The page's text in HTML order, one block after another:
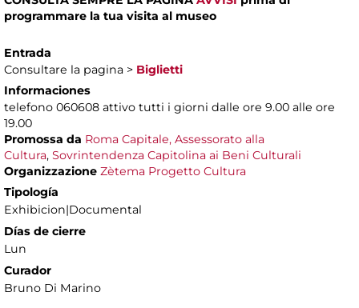
programmare la tua visita al museo
Entrada
Consultare la pagina > Biglietti
Informaciones
telefono 060608 attivo tutti i giorni dalle ore 9.00 alle ore
19.00
Promossa da Roma Capitale, Assessorato alla
Cultura, Sovrintendenza Capitolina ai Beni Culturali
Organizzazione Zètema Progetto Cultura
Tipología
Exhibicion|Documental
Días de cierre
Lun
Curador
Bruno Di Marino